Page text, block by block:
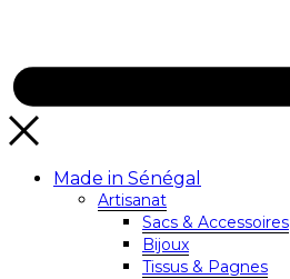
Made in Sénégal
Artisanat
Sacs & Accessoires
Bijoux
Tissus & Pagnes